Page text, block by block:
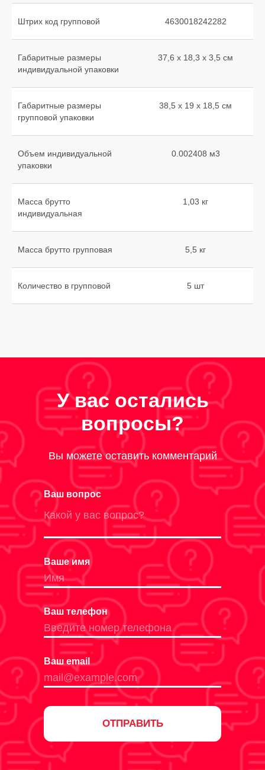
Штрих код групповой 4630018242282
Габаритные размеры
индивидуальной упаковки
37,6 х 18,3 х 3,5 см
Габаритные размеры
групповой упаковки
38,5 х 19 х 18,5 см
Объем индивидуальной
упаковки
0.002408 м3
Масса брутто
индивидуальная
1,03 кг
Масса брутто групповая 5,5 кг
Количество в групповой 5 шт
Вы можете оставить комментарий
У вас остались
вопросы?
Ваш вопрос
Ваше имя
Ваш телефон
Ваш email
ОТПРАВИТЬ